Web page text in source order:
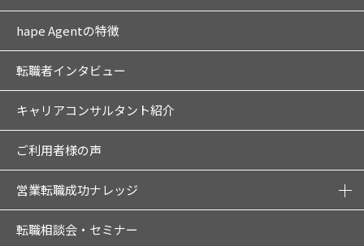
hape Agentの特徴
転職者インタビュー
キャリアコンサルタント紹介
ご利用者様の声
営業転職成功ナレッジ
転職相談会・セミナー